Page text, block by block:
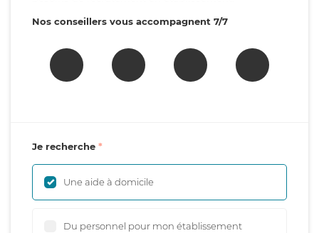
Nos conseillers vous accompagnent 7/7
Je recherche
Une aide à domicile
Du personnel pour mon établissement